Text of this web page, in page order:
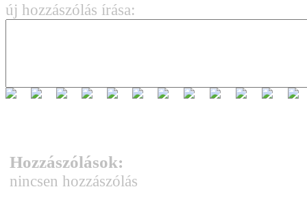
új hozzászólás írása:
Hozzászólások:
nincsen hozzászólás